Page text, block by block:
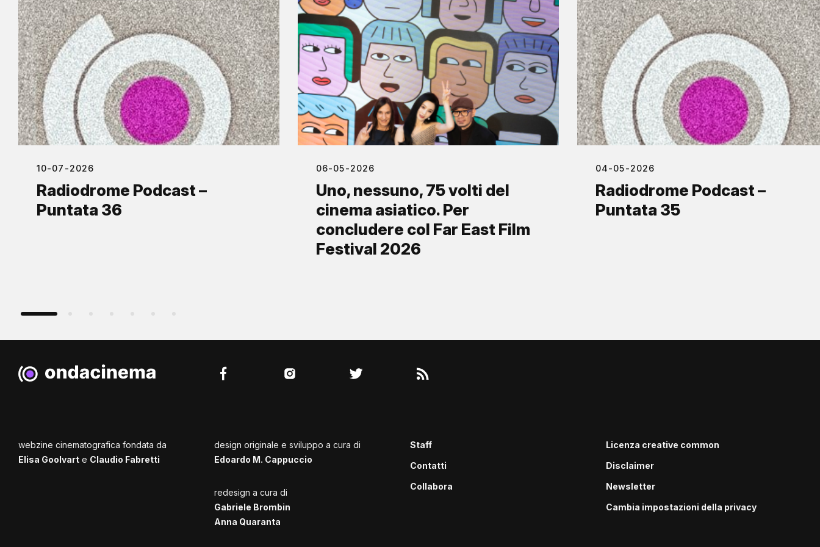
10-07-2026
Radiodrome Podcast –
Puntata 36
06-05-2026
Uno, nessuno, 75 volti del
cinema asiatico. Per
concludere col Far East Film
Festival 2026
04-05-2026
Radiodrome Podcast –
Puntata 35
webzine cinematografica fondata da
Elisa Goolvart e Claudio Fabretti
design originale e sviluppo a cura di
Edoardo M. Cappuccio
redesign a cura di
Gabriele Brombin
Anna Quaranta
Staff
Contatti
Collabora
Licenza creative common
Disclaimer
Newsletter
Cambia impostazioni della privacy